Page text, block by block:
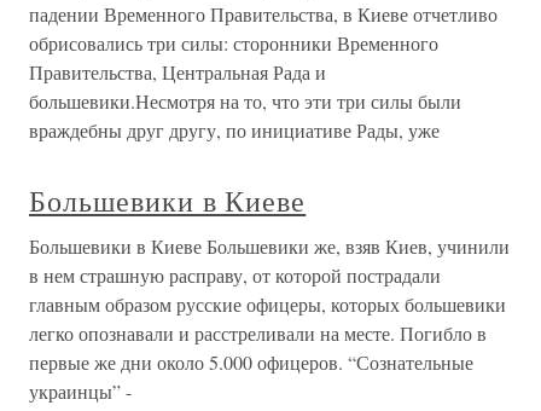
падении Временного Правительства, в Киеве отчетливо
обрисовались три силы: сторонники Временного
Правительства, Центральная Рада и
большевики.Несмотря на то, что эти три силы были
враждебны друг другу, по инициативе Рады, уже
Большевики в Киеве
Большевики в Киеве Большевики же, взяв Киев, учинили
в нем страшную расправу, от которой пострадали
главным образом русские офицеры, которых большевики
легко опознавали и расстреливали на месте. Погибло в
первые же дни около 5.000 офицеров. “Сознательные
украинцы” -